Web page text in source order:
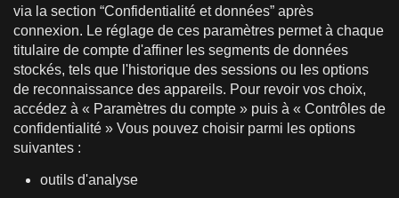
via la section “Confidentialité et données” après
connexion. Le réglage de ces paramètres permet à chaque
titulaire de compte d'affiner les segments de données
stockés, tels que l'historique des sessions ou les options
de reconnaissance des appareils. Pour revoir vos choix,
accédez à « Paramètres du compte » puis à « Contrôles de
confidentialité » Vous pouvez choisir parmi les options
suivantes :
outils d'analyse